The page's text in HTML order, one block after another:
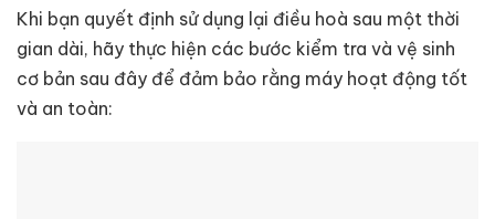
Khi bạn quyết định sử dụng lại điều hoà sau một thời
gian dài, hãy thực hiện các bước kiểm tra và vệ sinh
cơ bản sau đây để đảm bảo rằng máy hoạt động tốt
và an toàn: